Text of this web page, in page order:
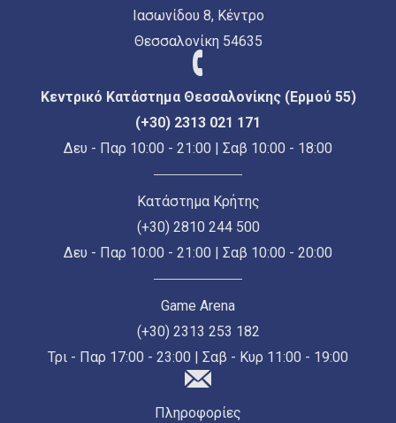
Ιασωνίδου 8, Κέντρο
Θεσσαλονίκη 54635
Κεντρικό Κατάστημα Θεσσαλονίκης (Ερμού 55)
(+30) 2313 021 171
Δευ - Παρ 10:00 - 21:00 | Σαβ 10:00 - 18:00
Κατάστημα Κρήτης
(+30) 2810 244 500
Δευ - Παρ 10:00 - 21:00 | Σαβ 10:00 - 20:00
Game Arena
(+30) 2313 253 182
Τρι - Παρ 17:00 - 23:00 | Σαβ - Κυρ 11:00 - 19:00
Πληροφορίες